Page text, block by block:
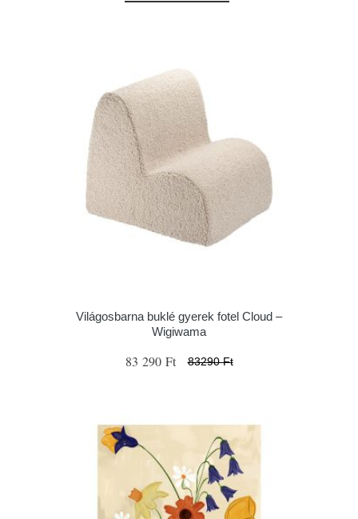
Világosbarna buklé gyerek fotel Cloud –
Wigiwama
83 290 Ft 83290 Ft